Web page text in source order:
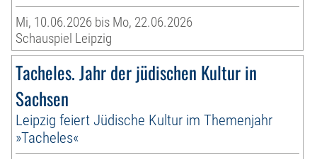
Mi, 10.06.2026 bis Mo, 22.06.2026
Schauspiel Leipzig
Tacheles. Jahr der jüdischen Kultur in
Sachsen
Leipzig feiert Jüdische Kultur im Themenjahr
»Tacheles«